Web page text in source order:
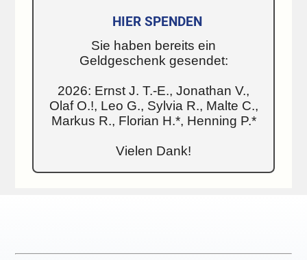
HIER SPENDEN
Sie haben bereits ein
Geldgeschenk gesendet:
2026: Ernst J. T.-E., Jonathan V.,
Olaf O.!, Leo G., Sylvia R., Malte C.,
Markus R., Florian H.*, Henning P.*
Vielen Dank!